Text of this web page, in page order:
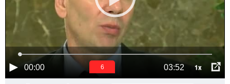
00:00 03:52 1x
5